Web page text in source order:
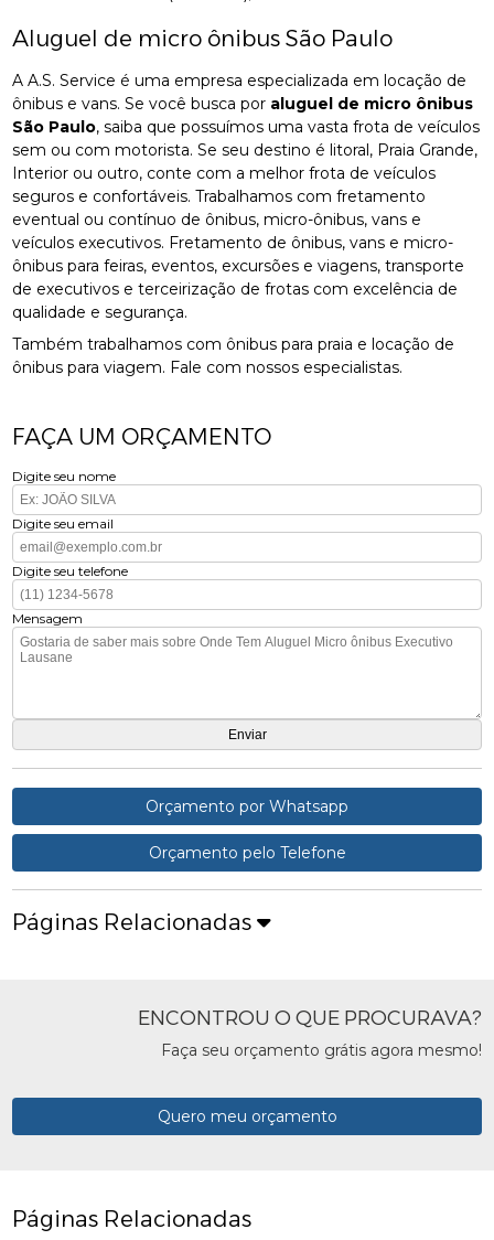
Aluguel de micro ônibus São Paulo
A A.S. Service é uma empresa especializada em locação de
ônibus e vans. Se você busca por aluguel de micro ônibus
São Paulo, saiba que possuímos uma vasta frota de veículos
sem ou com motorista. Se seu destino é litoral, Praia Grande,
Interior ou outro, conte com a melhor frota de veículos
seguros e confortáveis. Trabalhamos com fretamento
eventual ou contínuo de ônibus, micro-ônibus, vans e
veículos executivos. Fretamento de ônibus, vans e micro-
ônibus para feiras, eventos, excursões e viagens, transporte
de executivos e terceirização de frotas com excelência de
qualidade e segurança.
Também trabalhamos com ônibus para praia e locação de
ônibus para viagem. Fale com nossos especialistas.
FAÇA UM ORÇAMENTO
Digite seu nome
Digite seu email
Digite seu telefone
Mensagem
Orçamento por Whatsapp
Orçamento pelo Telefone
Páginas Relacionadas
ENCONTROU O QUE PROCURAVA?
Faça seu orçamento grátis agora mesmo!
Quero meu orçamento
Páginas Relacionadas